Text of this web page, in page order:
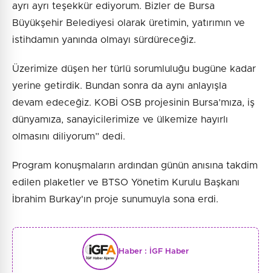
ayrı ayrı teşekkür ediyorum. Bizler de Bursa
Büyükşehir Belediyesi olarak üretimin, yatırımın ve
istihdamın yanında olmayı sürdüreceğiz.
Üzerimize düşen her türlü sorumluluğu bugüne kadar
yerine getirdik. Bundan sonra da aynı anlayışla
devam edeceğiz. KOBİ OSB projesinin Bursa’mıza, iş
dünyamıza, sanayicilerimize ve ülkemize hayırlı
olmasını diliyorum” dedi.
Program konuşmaların ardından günün anısına takdim
edilen plaketler ve BTSO Yönetim Kurulu Başkanı
İbrahim Burkay'ın proje sunumuyla sona erdi.
Haber : İGF Haber